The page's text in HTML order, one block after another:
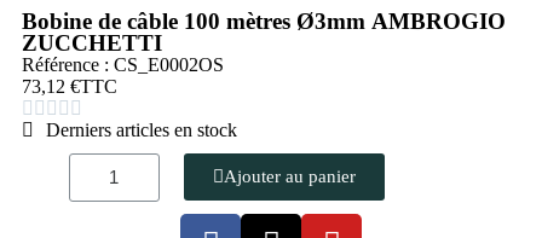
Bobine de câble 100 mètres Ø3mm AMBROGIO
ZUCCHETTI
Référence : CS_E0002OS
73,12 €TTC
    
Derniers articles en stock
Ajouter au panier